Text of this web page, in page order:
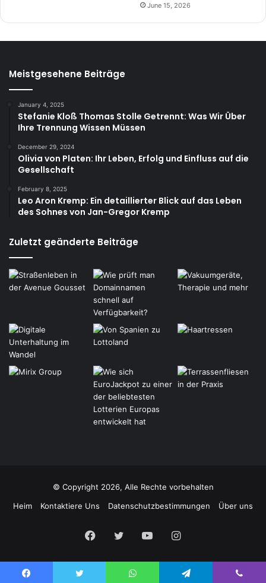
June 15, 2026
Meistgesehene Beiträge
January 4, 2025
Stefanie Kloß Thomas Stolle Getrennt: Was Wir Über
Ihre Trennung Wissen Müssen
December 29, 2024
Olivia von Platen: Ihr Leben, Erfolg und Einfluss auf die
Gesellschaft
February 8, 2025
Leo Aron Kremp: Ein detaillierter Blick auf das Leben
des Sohnes von Jan-Gregor Kremp
Zuletzt geänderte Beiträge
© Copyright 2026, Alle Rechte vorbehalten
Heim
Kontaktiere Uns Datenschutzbestimmungen Über uns
Facebook
TwitterYouTubeInstagram